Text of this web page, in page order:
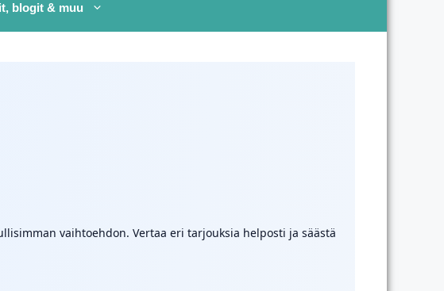
blogit & muu
vaihtoehdon. Vertaa eri tarjouksia helposti ja säästä